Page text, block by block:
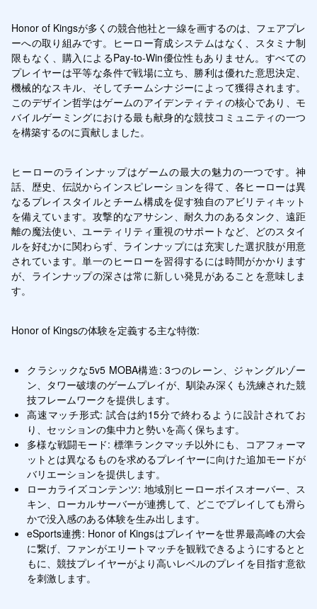
Honor of Kingsが多くの競合他社と一線を画するのは、フェアプレ
ーへの取り組みです。ヒーロー育成システムはなく、スタミナ制
限もなく、購入によるPay-to-Win優位性もありません。すべての
プレイヤーは平等な条件で戦場に立ち、勝利は優れた意思決定、
機械的なスキル、そしてチームシナジーによって獲得されます。
このデザイン哲学はゲームのアイデンティティの核心であり、モ
バイルゲーミングにおける最も献身的な競技コミュニティの一つ
を構築するのに貢献しました。
ヒーローのラインナップはゲームの最大の魅力の一つです。神
話、歴史、伝説からインスピレーションを得て、各ヒーローは異
なるプレイスタイルとチーム構成を促す独自のアビリティキット
を備えています。攻撃的なアサシン、耐久力のあるタンク、遠距
離の魔法使い、ユーティリティ重視のサポートなど、どのスタイ
ルを好むかに関わらず、ラインナップには充実した選択肢が用意
されています。単一のヒーローを習得するには時間がかかります
が、ラインナップの深さは常に新しい発見があることを意味しま
す。
Honor of Kingsの体験を定義する主な特徴:
クラシックな5v5 MOBA構造: 3つのレーン、ジャングルゾー
ン、タワー破壊のゲームプレイが、馴染み深くも洗練された競
技フレームワークを提供します。
高速マッチ形式: 試合は約15分で終わるように設計されてお
り、セッションの集中力と勢いを高く保ちます。
多様な戦闘モード: 標準ランクマッチ以外にも、コアフォーマ
ットとは異なるものを求めるプレイヤーに向けた追加モードが
バリエーションを提供します。
ローカライズコンテンツ: 地域別ヒーローボイスオーバー、ス
キン、ローカルサーバーが連携して、どこでプレイしても滑ら
かで没入感のある体験を生み出します。
eSports連携: Honor of Kingsはプレイヤーを世界最高峰の大会
に繋げ、ファンがエリートマッチを観戦できるようにするとと
もに、競技プレイヤーがより高いレベルのプレイを目指す意欲
を刺激します。